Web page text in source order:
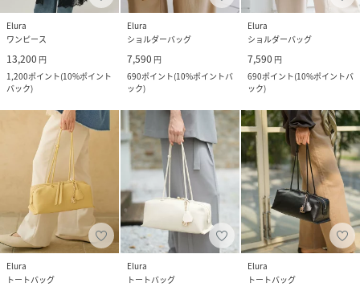
Elura
ワンピース
13,200 円
1,200ポイント(10%ポイント
バック)
Elura
ショルダーバッグ
7,590 円
690ポイント(10%ポイントバ
ック)
Elura
ショルダーバッグ
7,590 円
690ポイント(10%ポイントバ
ック)
Elura
トートバッグ
Elura
トートバッグ
Elura
トートバッグ